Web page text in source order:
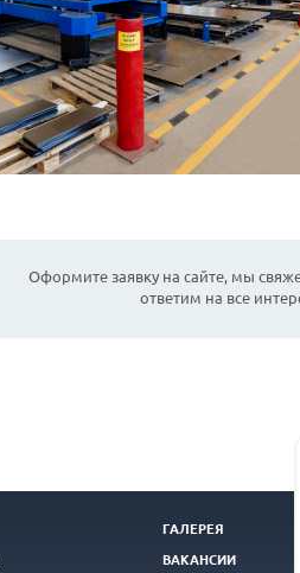
Оформите заявку на сайте, мы
ответим на все
ГАЛЕРЕЯ
ВАКАНСИИ